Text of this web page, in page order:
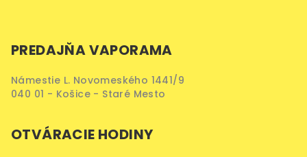
PREDAJŇA VAPORAMA
Námestie L. Novomeského 1441/9
040 01 - Košice - Staré Mesto
OTVÁRACIE HODINY